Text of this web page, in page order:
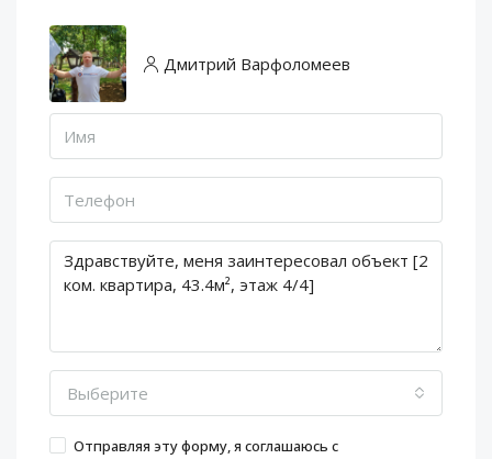
Дмитрий Варфоломеев
Выберите
Отправляя эту форму, я соглашаюсь с